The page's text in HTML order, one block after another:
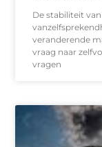
De stabiliteit
veranderende
vraag naar
vragen